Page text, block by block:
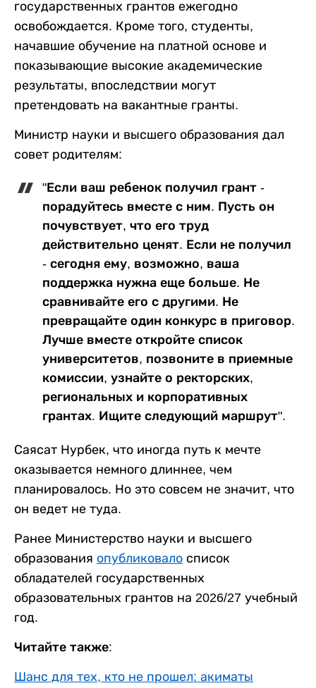
государственных грантов ежегодно
освобождается. Кроме того, студенты,
начавшие обучение на платной основе и
показывающие высокие академические
результаты, впоследствии могут
претендовать на вакантные гранты.
Министр науки и высшего образования дал
совет родителям:
"Если ваш ребенок получил грант -
порадуйтесь вместе с ним. Пусть он
почувствует, что его труд
действительно ценят. Если не получил
- сегодня ему, возможно, ваша
поддержка нужна еще больше. Не
сравнивайте его с другими. Не
превращайте один конкурс в приговор.
Лучше вместе откройте список
университетов, позвоните в приемные
комиссии, узнайте о ректорских,
региональных и корпоративных
грантах. Ищите следующий маршрут".
Саясат Нурбек, что иногда путь к мечте
оказывается немного длиннее, чем
планировалось. Но это совсем не значит, что
он ведет не туда.
Ранее Министерство науки и высшего
образования опубликовало список
обладателей государственных
образовательных грантов на 2026/27 учебный
год.
Читайте также:
Шанс для тех, кто не прошел: акиматы